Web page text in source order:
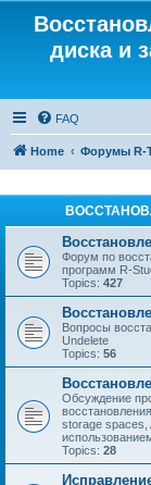
диска и
FAQ
Home Форумы R-
Форум по
программ R-
Topics: 427
Вопросы
Undelete
Topics: 56
Обсуждение
storage spaces,
Topics: 28